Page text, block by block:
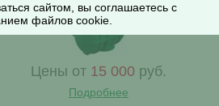
Цены от 15 000 руб.
Подробнее
сайтом, вы соглашаетесь с
файлов cookie.